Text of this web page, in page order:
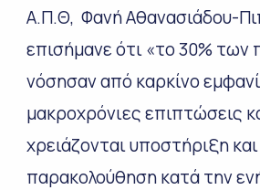
Α.Π.Θ, Φανή Αθανασιάδου-
επισήμανε ότι «το 30% των
νόσησαν από καρκίνο
μακροχρόνιες επιπτώσεις
χρειάζονται υποστήριξη και
παρακολούθηση κατά την